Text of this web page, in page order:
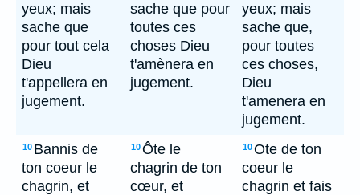
yeux; mais
sache que
pour tout cela
Dieu
t'appellera en
jugement.
sache que pour
toutes ces
choses Dieu
t'amènera en
jugement.
yeux; mais
sache que,
pour toutes
ces choses,
Dieu
t'amenera en
jugement.
10 Bannis de
ton coeur le
chagrin, et
10Ôte le
chagrin de ton
cœur, et
10Ote de ton
coeur le
chagrin et fais